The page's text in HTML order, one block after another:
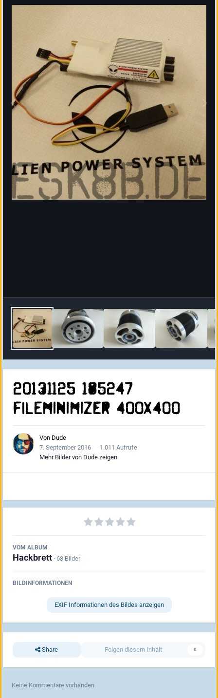
20131125 185247
FILEminimizer 400x400
Von Dude
7. September 2016
1.011 Aufrufe
Mehr Bilder von Dude zeigen
VOM ALBUM
Hackbrett · 68 Bilder
BILDINFORMATIONEN
EXIF Informationen des Bildes anzeigen
Share Folgen diesem Inhalt 0
Keine Kommentare vorhanden